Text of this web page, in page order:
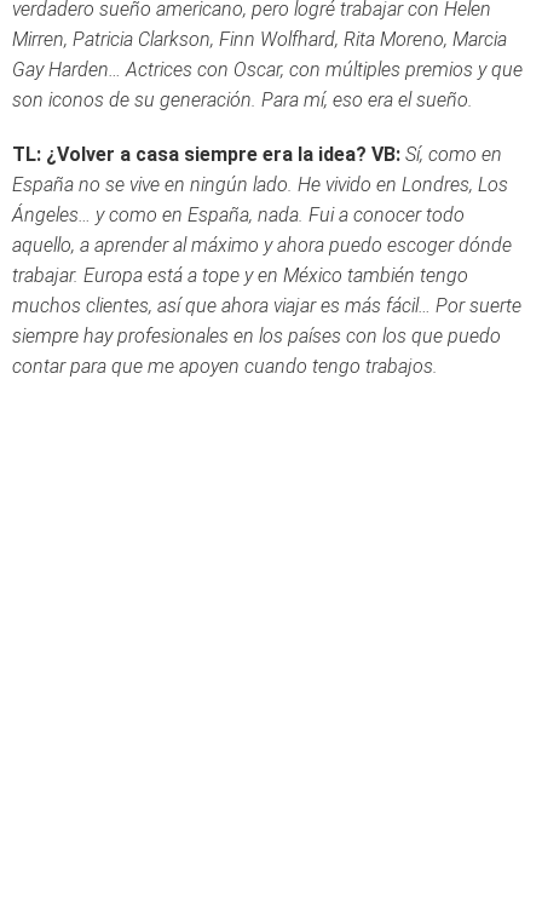
verdadero sueño americano, pero logré trabajar con Helen
Mirren, Patricia Clarkson, Finn Wolfhard, Rita Moreno, Marcia
Gay Harden… Actrices con Oscar, con múltiples premios y que
son iconos de su generación. Para mí, eso era el sueño.
TL: ¿Volver a casa siempre era la idea? VB: Sí, como en
España no se vive en ningún lado. He vivido en Londres, Los
Ángeles… y como en España, nada. Fui a conocer todo
aquello, a aprender al máximo y ahora puedo escoger dónde
trabajar. Europa está a tope y en México también tengo
muchos clientes, así que ahora viajar es más fácil… Por suerte
siempre hay profesionales en los países con los que puedo
contar para que me apoyen cuando tengo trabajos.